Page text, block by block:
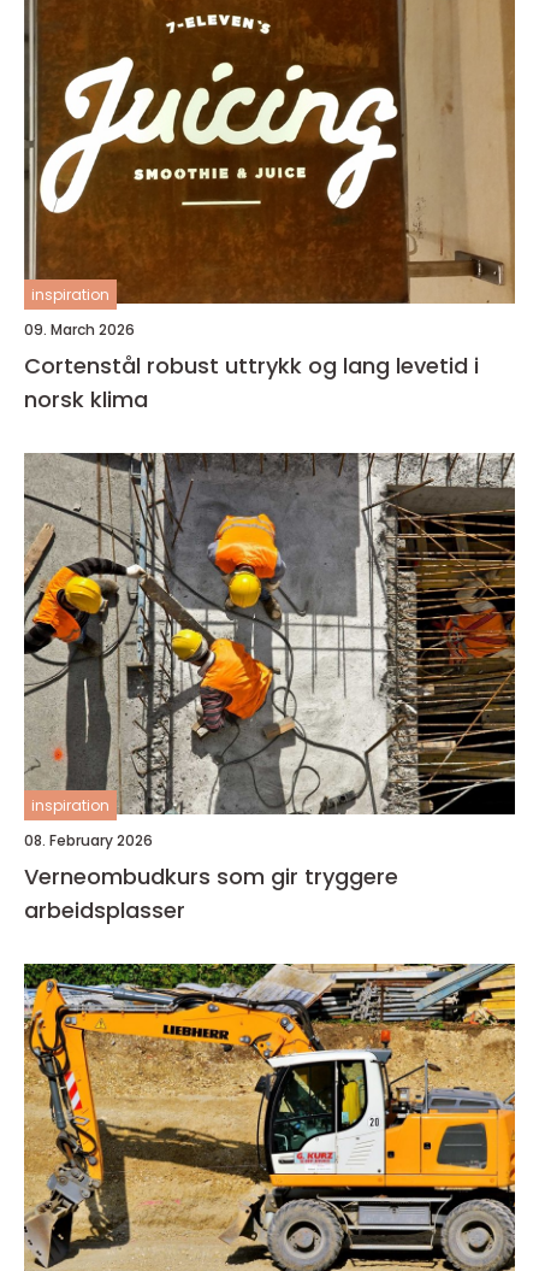
inspiration
09. March 2026
Cortenstål robust uttrykk og lang levetid i
norsk klima
inspiration
08. February 2026
Verneombudkurs som gir tryggere
arbeidsplasser